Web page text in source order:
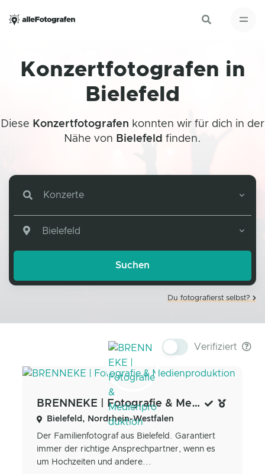
Konzertfotografen in
Bielefeld
Diese Konzertfotografen konnten wir für dich in der
Nähe von Bielefeld finden.
Konzerte
Bielefeld
Du fotografierst selbst?
Verifiziert
BRENNEKE | Fotografie & Medienproduktion
Bielefeld, Nordrhein-Westfalen
Der Familienfotograf aus Bielefeld. Garantiert
immer der richtige Ansprechpartner, wenn es
um Hochzeiten und andere...